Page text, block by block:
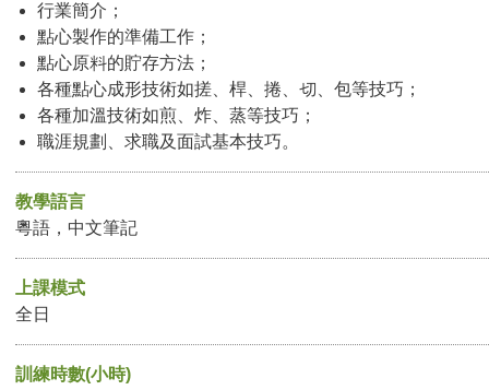
行業簡介；
點心製作的準備工作；
點心原料的貯存方法；
各種點心成形技術如搓、桿、捲、切、包等技巧；
各種加溫技術如煎、炸、蒸等技巧；
職涯規劃、求職及面試基本技巧。
教學語言
粵語，中文筆記
上課模式
全日
訓練時數(小時)